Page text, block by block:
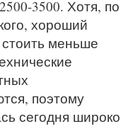
3500. Хотя, по
хороший
меньше
поэтому
сегодня широко